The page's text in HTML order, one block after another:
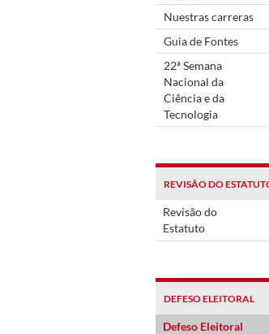
Nuestras carreras
Guia de Fontes
22ª Semana
Nacional da
Ciência e da
Tecnologia
REVISÃO DO
Revisão do
Estatuto
DEFESO ELEITORAL
Defeso Eleitoral